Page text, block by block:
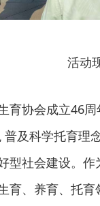
活动
育协会成立46周
普及科学托育理
型社会建设。
育、养育、托